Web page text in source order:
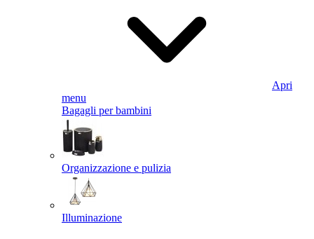
Apri
menu
Bagagli per bambini
Organizzazione e pulizia
Illuminazione